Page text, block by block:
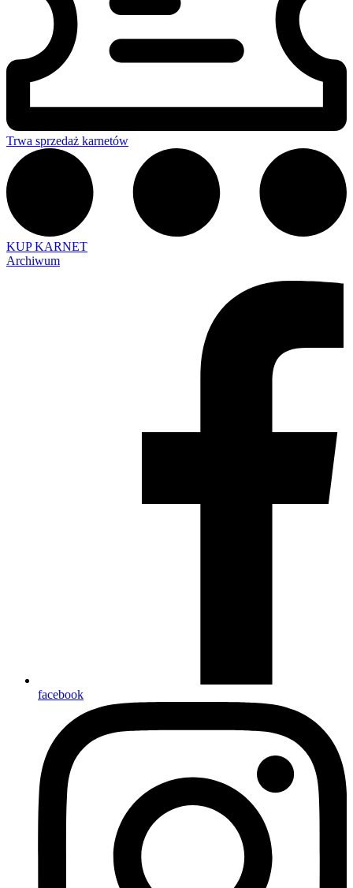
Trwa sprzedaż karnetów
KUP KARNET
Archiwum
facebook